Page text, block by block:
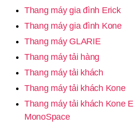
Thang máy gia đình Erick
Thang máy gia đình Kone
Thang máy GLARIE
Thang máy tải hàng
Thang máy tải khách
Thang máy tải khách Kone
Thang máy tải khách Kone E
MonoSpace